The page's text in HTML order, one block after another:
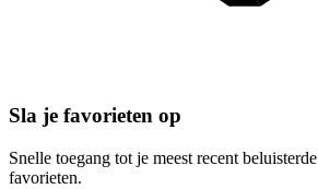
Sla je favorieten op
Snelle toegang tot je meest recent
favorieten.